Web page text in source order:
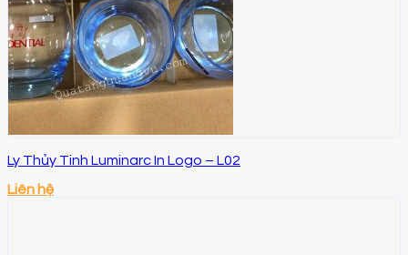
Ly Thủy Tinh Luminarc In Logo – L02
Liên hệ